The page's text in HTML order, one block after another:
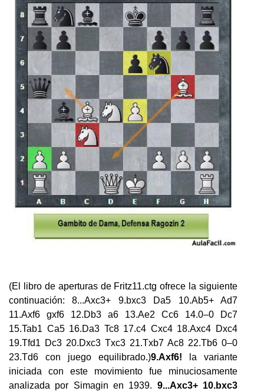
(El libro de aperturas de Fritz11.ctg ofrece la siguiente
continuación: 8...Axc3+ 9.bxc3 Da5 10.Ab5+ Ad7
11.Axf6 gxf6 12.Db3 a6 13.Ae2 Cc6 14.0–0 Dc7
15.Tab1 Ca5 16.Da3 Tc8 17.c4 Cxc4 18.Axc4 Dxc4
19.Tfd1 Dc3 20.Dxc3 Txc3 21.Txb7 Ac8 22.Tb6 0–0
23.Td6 con juego equilibrado.)9.Axf6!
la variante
iniciada con este movimiento fue minuciosamente
analizada por Simagin en 1939. 9...Axc3+ 10.bxc3